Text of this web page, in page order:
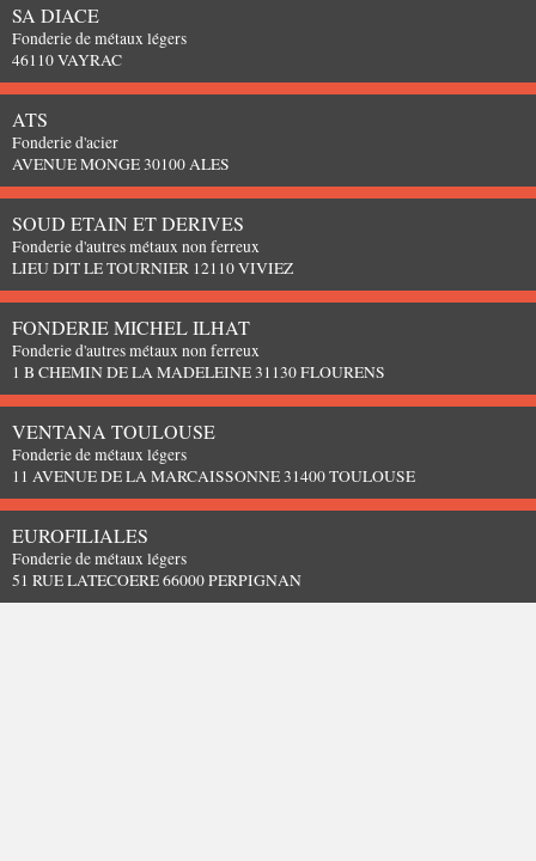
SA DIACE
Fonderie de métaux légers
46110 VAYRAC
ATS
Fonderie d'acier
AVENUE MONGE 30100 ALES
SOUD ETAIN ET DERIVES
Fonderie d'autres métaux non ferreux
LIEU DIT LE TOURNIER 12110 VIVIEZ
FONDERIE MICHEL ILHAT
Fonderie d'autres métaux non ferreux
1 B CHEMIN DE LA MADELEINE 31130 FLOURENS
VENTANA TOULOUSE
Fonderie de métaux légers
11 AVENUE DE LA MARCAISSONNE 31400 TOULOUSE
EUROFILIALES
Fonderie de métaux légers
51 RUE LATECOERE 66000 PERPIGNAN